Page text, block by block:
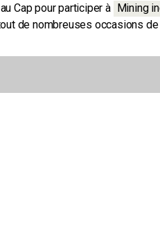
Cap pour participer à Mining
de nombreuses occasions